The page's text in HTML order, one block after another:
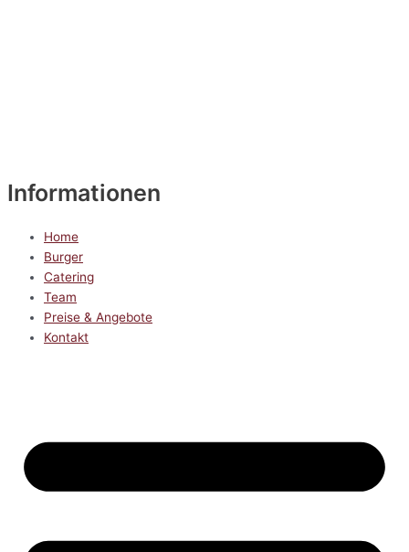
Informationen
Home
Burger
Catering
Team
Preise & Angebote
Kontakt